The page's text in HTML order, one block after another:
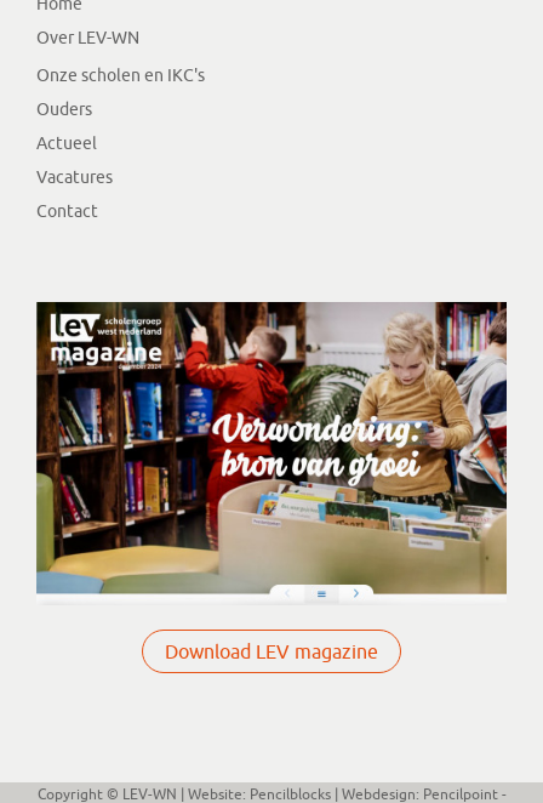
Home
Over LEV-WN
Onze scholen en IKC's
Ouders
Actueel
Vacatures
Contact
Download LEV magazine
Copyright © LEV-WN | Website: Pencilblocks| Webdesign: Pencilpoint -